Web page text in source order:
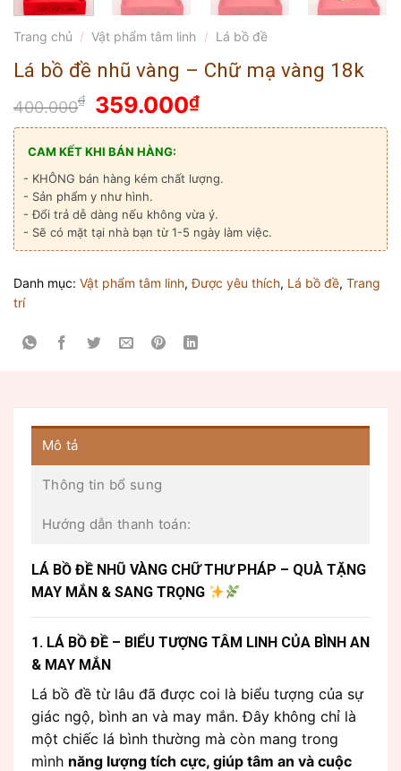
Trang chủ / Vật phẩm tâm linh / Lá bồ đề
Lá bồ đề nhũ vàng – Chữ mạ vàng 18k
400.000₫
Giá
gốc
là:
400.000₫.
359.000₫Giá
hiện
359.000₫.
CAM KẾT KHI BÁN HÀNG:
- KHÔNG bán hàng kém chất lượng.
- Sản phẩm y như hình.
- Đổi trả dễ dàng nếu không vừa ý.
- Sẽ có mặt tại nhà bạn từ 1-5 ngày làm việc.
Danh mục: Vật phẩm tâm linh,Được yêu thích, Lá bồ đề, Trang
trí
Mô tả
Thông tin bổ sung
Hướng dẫn thanh toán:
LÁ BỒ ĐỀ NHŨ VÀNG CHỮ THƯ PHÁP – QUÀ TẶNG
MAY MẮN & SANG TRỌNG
1. LÁ BỒ ĐỀ – BIỂU TƯỢNG TÂM LINH CỦA BÌNH AN
& MAY MẮN
Lá bồ đề từ lâu đã được coi là biểu tượng của sự
giác ngộ, bình an và may mắn. Đây không chỉ là
một chiếc lá bình thường mà còn mang trong
mình năng lượng tích cực, giúp tâm an và cuộc